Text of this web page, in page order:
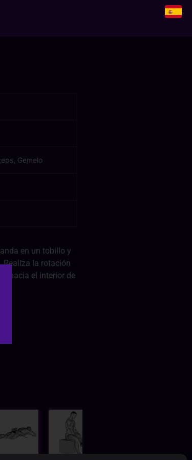
Gemelo
en un tobillo y
Realiza la rotación
hacia el interior de